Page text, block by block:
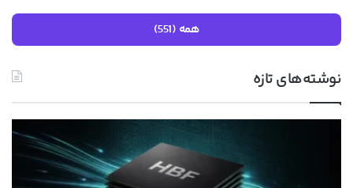
همه (551)
نوشته‌های تازه